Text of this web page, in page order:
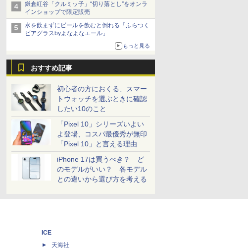
鎌倉紅谷「クルミッ子」“切り落とし”をオンラ
インショップで限定販売
水を飲まずにビールを飲むと倒れる「ふらつく
ビアグラスbyよなよなエール」
もっと見る
おすすめ記事
初心者の方におくる、スマー
トウォッチを選ぶときに確認
したい10のこと
「Pixel 10」シリーズいよい
よ登場、コスパ最優秀が無印
「Pixel 10」と言える理由
iPhone 17は買うべき？ ど
のモデルがいい？ 各モデル
との違いから選び方を考える
ICE
天海社